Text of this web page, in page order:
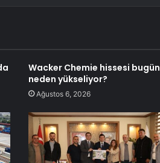
Wacker Chemie hissesi bugün
neden yükseliyor?
Ağustos 6, 2026